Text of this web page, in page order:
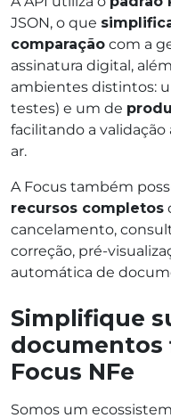
JSON, o que
comparação com a
assinatura digital,
ambientes distintos:
testes) e um de
facilitando a
ar.
A Focus também
recursos completos
cancelamento,
correção, pré-
automática de
Simplifique
documentos
Focus NFe
Somos um